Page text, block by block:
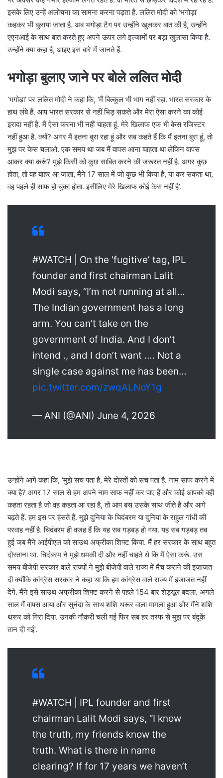
इसके लिए उन्हें अलोचना का सामना करना पड़ता है. ललित मोदी को ‘भगोड़ा’
कहकर भी बुलाया जाता है. अब भगोड़ा टैग पर उन्होंने खुलकर बात की है, उन्होंने
एएनआई के साथ बात करते हुए अपने ऊपर लगे इल्जामों पर बड़ा खुलासा किया है.
उन्होंने क्या कहा है, आइए इस बारे में जानते हैं.
भगोड़ा बुलाए जाने पर बोले ललित मोदी
‘भगोड़ा’ पर ललित मोदी ने कहा कि, ‘मैं बिल्कुल भी भाग नहीं रहा. भारत सरकार के
हाथ लंबे हैं. आप भारत सरकार से नहीं भिड़ सकते और मेरा ऐसा करने का कोई
इरादा नहीं है. मैं ऐसा करना भी नहीं चाहता हूं. मेरे खिलाफ एक भी केस रजिस्टर
नहीं हुआ है. क्यों? अगर मैं इतना बुरा रहा हूं और सब कहते हैं कि मैं इतना बुरा हूं, तो
मुझ पर केस चलाओ. एक समय था जब मैं वापस आना चाहता था लेकिन वापस
आकर क्या करूं? मुझे किसी को कुछ साबित करने की जरूरत नहीं है. अगर कुछ
होता, तो वह बाहर आ जाता, मैंने 17 साल में जो कुछ भी किया है, या कर सकता था,
वह पहले ही साफ हो चुका होता. इसीलिए मेरे खिलाफ कोई केस नहीं है’.
#WATCH | On the ‘fugitive’ tag, IPL
founder and first chairman Lalit
Modi says, “I’m not running at all…
The Indian government has a long
arm. You can’t take on the
government of India. And I don’t
intend ., and I don’t want …. Not a
single case against me has been…
pic.twitter.com/zwqALNoY1g
— ANI (@ANI) June 4, 2026
उन्होंने आगे कहा कि, ‘मुझे सच पता है, मेरे दोस्तों को सच पता है. नाम साफ करने में
क्या है? अगर 17 साल से हम अपने नाम साफ नहीं कर पाए हैं और कोई आपको वही
कहता रहता है जो वह कहता आ रहा है, तो आप बस उसके साथ जीते हैं और आगे
बढ़ते हैं. हम इस पर हंसते हैं. मुझे दुनिया के चिदंबरम या दुनिया के राहुल गांधी की
परवाह नहीं है. चिदंबरम ही वजह हैं कि यह सब गड़बड़ हो गया. यह सब गड़बड़ तब
हुई जब मैंने आईपीएल को साउथ अफ्रीका शिफ्ट किया. मैं हर सरकार के साथ बहुत
दोस्ताना था. चिदंबरम ने मुझे धमकी दी और नहीं चाहते थे कि मैं ऐसा करूं. उस
समय बीजेपी सरकार वाले राज्यों ने मुझे बीजेपी वाले राज्य में मैच कराने की इजाजत
दी क्योंकि कांग्रेस सरकार ने कहा था कि हम कांग्रेस वाले राज्य में इजाजत नहीं
देंगे. मैंने इसे साउथ अफ्रीका शिफ्ट करने से पहले 154 बार शेड्यूल बदला. अगले
साल मैं वापस आया और सुनंदा के साथ शशि थरूर वाला मामला हुआ और मैंने शशि
थरूर को गिरा दिया. उनकी नौकरी चली गई फिर सब हर तरफ से मुझ पर बंदूकें
तान दी गईं’.
#WATCH | IPL founder and first
chairman Lalit Modi says, “I know
the truth, my friends know the
truth. What is there in name
clearing? If for 17 years we haven’t